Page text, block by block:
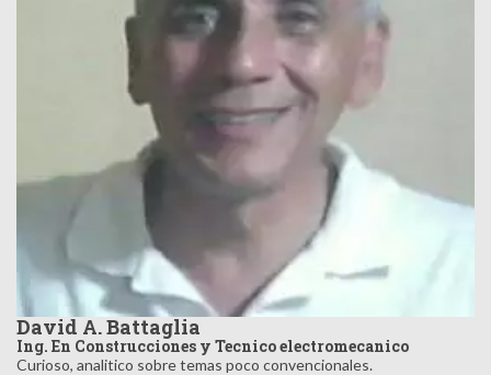
David A. Battaglia
Ing. En Construcciones y Tecnico electromecanico
Curioso, analitico sobre temas poco convencionales.